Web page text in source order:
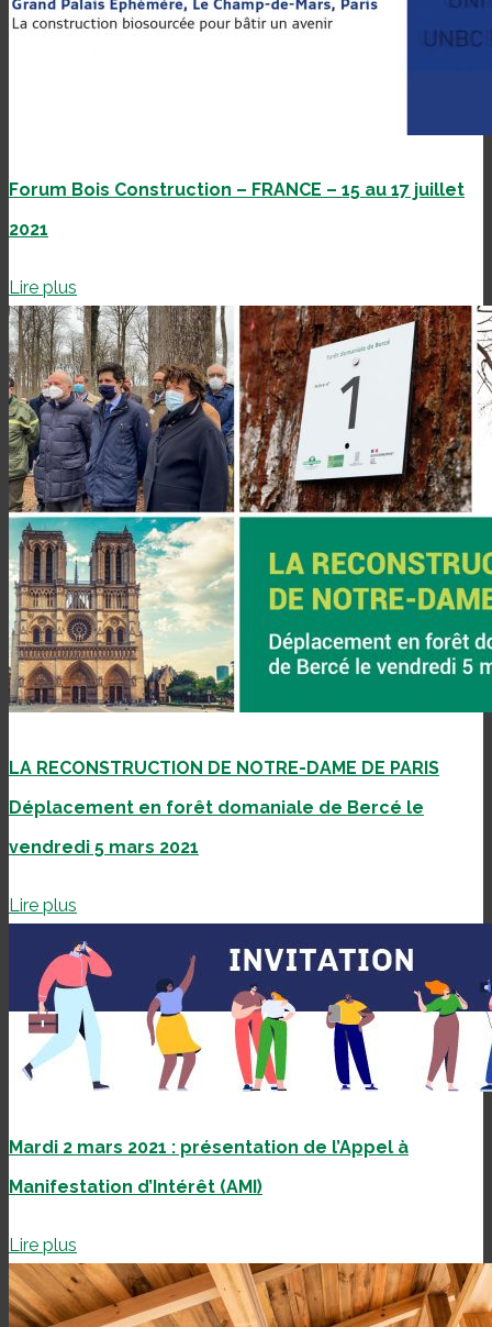
Forum Bois Construction – FRANCE – 15 au 17 juillet
2021
Lire plus
LA RECONSTRUCTION DE NOTRE-DAME DE PARIS
Déplacement en forêt domaniale de Bercé le
vendredi 5 mars 2021
Lire plus
Mardi 2 mars 2021 : présentation de l’Appel à
Manifestation d’Intérêt (AMI)
Lire plus